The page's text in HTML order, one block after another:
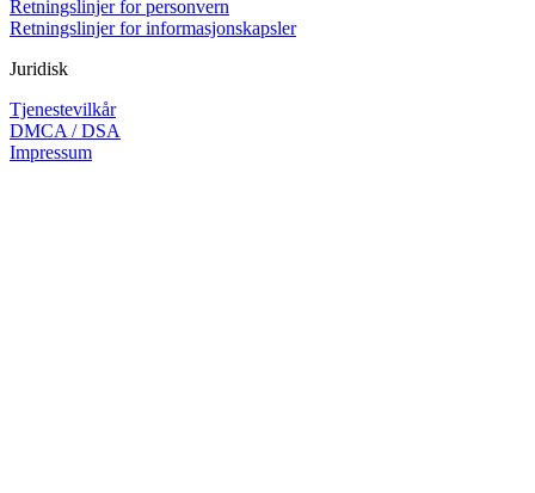
Retningslinjer for personvern
Retningslinjer for informasjonskapsler
Juridisk
Tjenestevilkår
DMCA / DSA
Impressum